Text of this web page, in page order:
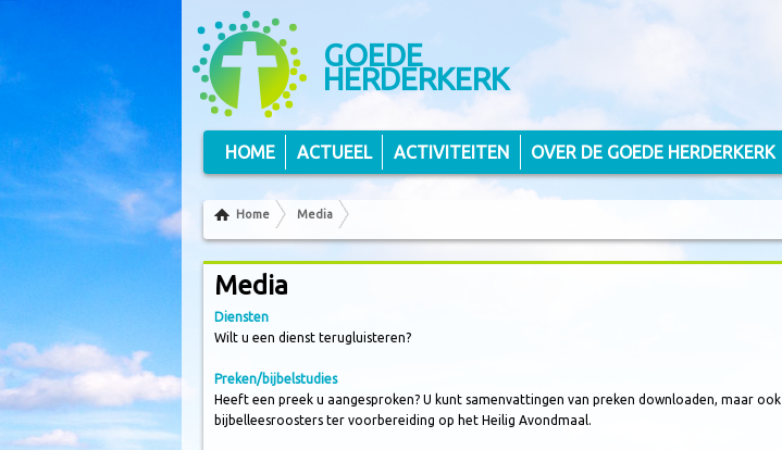
GOEDE
HERDERKERK
Volg ons via RSS
Home Media
Media
Diensten
Wilt u een dienst terugluisteren?
Preken/bijbelstudies
Heeft een preek u aangesproken? U kunt samenvattingen van preken downloaden, maar ook
bijbelleesroosters ter voorbereiding op het Heilig Avondmaal.
HOME ACTUEEL ACTIVITEITEN OVER DE GOEDE HERDERKERK